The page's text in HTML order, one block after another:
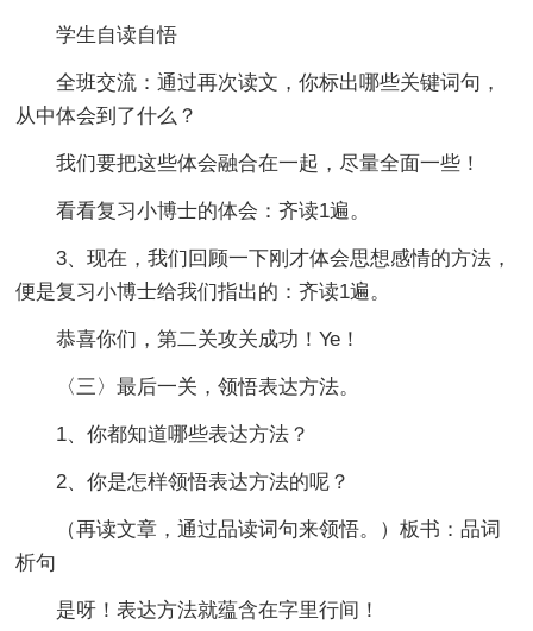
学生自读自悟
全班交流：通过再次读文，你标出哪些关键词句，
从中体会到了什么？
我们要把这些体会融合在一起，尽量全面一些！
看看复习小博士的体会：齐读1遍。
3、现在，我们回顾一下刚才体会思想感情的方法，
便是复习小博士给我们指出的：齐读1遍。
恭喜你们，第二关攻关成功！Ye！
〈三〉最后一关，领悟表达方法。
1、你都知道哪些表达方法？
2、你是怎样领悟表达方法的呢？
（再读文章，通过品读词句来领悟。）板书：品词
析句
是呀！表达方法就蕴含在字里行间！